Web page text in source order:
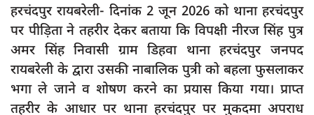
खेल
latest
प्रशासनिक
दुर्घटना
editors-pick
हरचंदपुर रायबरेली- दिनांक 2 जून 2026 को थाना हरचंदपुर
पर पीड़िता ने तहरीर देकर बताया कि विपक्षी नीरज सिंह पुत्र
अमर सिंह निवासी ग्राम डिहवा थाना हरचंदपुर जनपद
रायबरेली के द्वारा उसकी नाबालिक पुत्री को बहला फुसलाकर
भगा ले जाने व शोषण करने का प्रयास किया गया। प्राप्त
तहरीर के आधार पर थाना हरचंदपुर पर मुकदमा अपराध